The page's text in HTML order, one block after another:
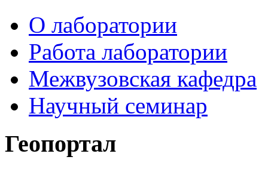
О лаборатории
Работа лаборатории
Межвузовская кафедра
Научный семинар
Геопортал